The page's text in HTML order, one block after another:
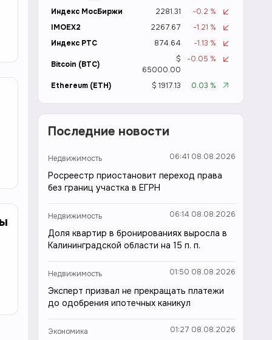
Индекс МосБиржи
2281.31
-0.2 %
IMOEX2
2267.67
-1.21 %
Индекс РТС
874.64 -1.13 %
Bitcoin (BTC)
$
65000.00
-0.05 %
Ethereum (ETH) $ 1917.13 0.03 %
Последние новости
Недвижимость 06:41 08.08.2026
Росреестр приостановит переход права
без границ участка в ЕГРН
Недвижимость 06:14 08.08.2026
Доля квартир в бронированиях выросла в
Калининградской области на 15 п. п.
Недвижимость 01:50 08.08.2026
Эксперт призвал не прекращать платежи
до одобрения ипотечных каникул
Экономика 01:27 08.08.2026